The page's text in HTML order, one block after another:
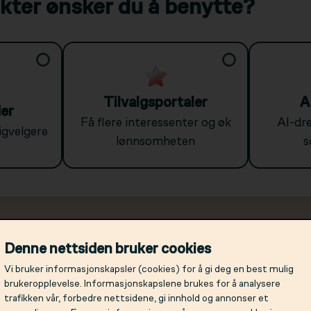
ønsker du å benytte?
Tilvalgsportaler
Få flere interessenter og øk
lønnsomheten
AI-
inn antall enheter og velg produkter for
Denne nettsiden bruker cookies
Vi bruker informasjonskapsler (cookies) for å gi deg en best mulig
brukeropplevelse. Informasjonskapslene brukes for å analysere
trafikken vår, forbedre nettsidene, gi innhold og annonser et